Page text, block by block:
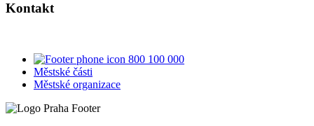
Kontakt
800 100 000
Městské části
Městské organizace